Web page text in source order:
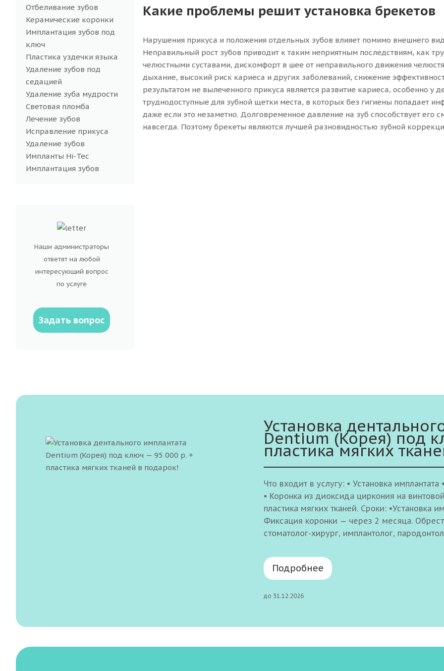
Отбеливание зубов
Керамические коронки
Имплантация зубов под
ключ
Пластика уздечки языка
Удаление зубов под
седацией
Удаление зуба мудрости
Световая пломба
Лечение зубов
Исправление прикуса
Удаление зубов
Импланты Hi-Tec
Имплантация зубов
Наши администраторы
ответят на любой
интересующий вопрос
по услуге
Задать вопрос
Какие проблемы решит установка брекетов
Нарушения прикуса и положения отдельных зубов влияет помимо внешнего
Неправильный рост зубов приводит к таким неприятным последствиям, как
челюстными суставами, дискомфорт в шее от неправильного движения
дыхание, высокий риск кариеса и других заболеваний, снижение
результатом не вылеченного прикуса является развитие кариеса, особенно у
труднодоступные для зубной щетки места, в которых без гигиены попадает
даже если это незаметно. Долговременное давление на зуб способствует
навсегда. Поэтому брекеты являются лучшей разновидностью зубной
Установка
Dentium (Корея) под
пластика мягких
Что входит в услугу: • Установка
• Коронка из диоксида циркония на
пластика мягких тканей. Сроки: •Установка
Фиксация коронки — через 2 месяца.
стоматолог-хирург, имплантолог,
Подробнее
до 31.12.2026